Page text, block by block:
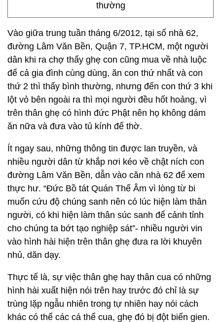
thường
Vào giữa trung tuần tháng 6/2012, tại số nhà 62,
đường Lâm Văn Bền, Quận 7, TP.HCM, một người
dân khi ra chợ thấy ghẹ con cũng mua về nhà luộc
để cả gia đình cùng dùng, ăn con thứ nhất và con
thứ 2 thì thấy bình thường, nhưng đến con thứ 3 khi
lột vỏ bên ngoài ra thì mọi người đều hốt hoảng, vì
trên thân ghẹ có hình đức Phật nên họ không dám
ăn nữa và đưa vào tủ kính để thờ.
Ít ngay sau, những thông tin được lan truyền, và
nhiều người dân từ khắp nơi kéo về chật ních con
đường Lâm Văn Bền, dẫn vào căn nhà 62 để xem
thực hư. “Đức Bồ tát Quán Thế Âm vì lòng từ bi
muốn cứu độ chúng sanh nên có lúc hiện làm thân
người, có khi hiện làm thân súc sanh để cảnh tỉnh
cho chúng ta bớt tạo nghiệp sát”- nhiều người vin
vào hình hài hiện trên thân ghẹ đưa ra lời khuyên
nhủ, dăn dạy.
Thực tế là, sự việc thân ghẹ hay thân cua có những
hình hài xuất hiện nói trên hay trước đó chỉ là sự
trùng lặp ngẫu nhiên trong tự nhiên hay nói cách
khác có thể các cá thể cua, ghẹ đó bị đột biến gien.